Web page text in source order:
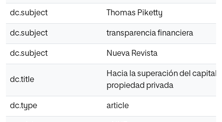
dc.subject Thomas Piketty
dc.subject transparencia financiera
dc.subject Nueva Revista
dc.title
Hacia la superación del
propiedad privada
dc.type article